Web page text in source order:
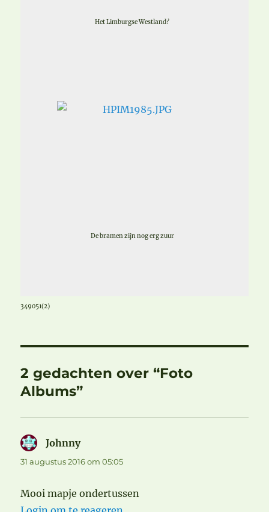
Het Limburgse Westland?
De bramen zijn nog erg zuur
349051(2)
2 gedachten over “Foto
Albums”
Johnnyschreef:
31 augustus 2016 om 05:05
Mooi mapje ondertussen